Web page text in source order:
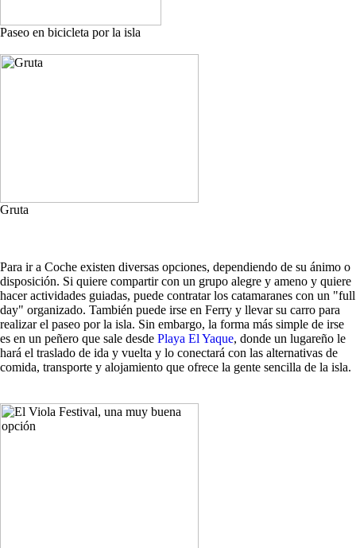
Paseo en bicicleta por la isla
Gruta
Para ir a Coche existen diversas opciones, dependiendo de su ánimo o
disposición. Si quiere compartir con un grupo alegre y ameno y quiere
hacer actividades guiadas, puede contratar los catamaranes con un "full
day" organizado. También puede irse en Ferry y llevar su carro para
realizar el paseo por la isla. Sin embargo, la forma más simple de irse
es en un peñero que sale desde Playa El Yaque, donde un lugareño le
hará el traslado de ida y vuelta y lo conectará con las alternativas de
comida, transporte y alojamiento que ofrece la gente sencilla de la isla.